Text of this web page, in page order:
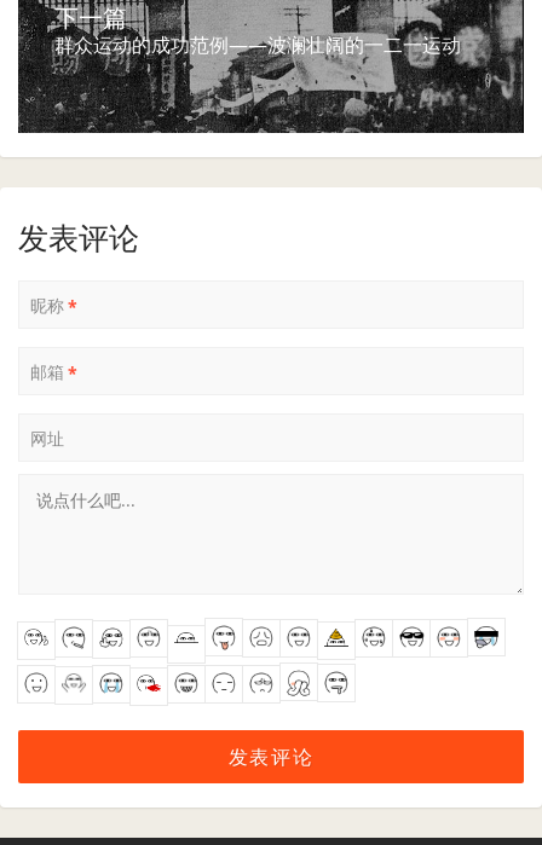
下一篇
群众运动的成功范例——波澜壮阔的一二一运动
发表评论
昵称*
邮箱 *
网址